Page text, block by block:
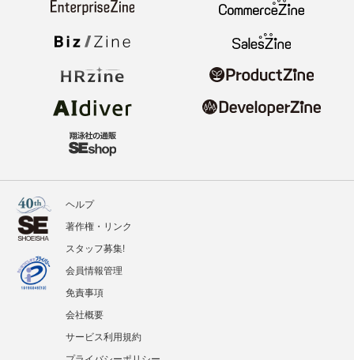
ヘルプ
著作権・リンク
スタッフ募集!
会員情報管理
免責事項
会社概要
サービス利用規約